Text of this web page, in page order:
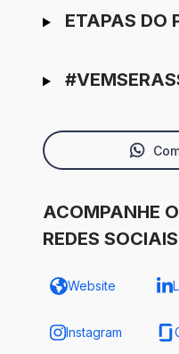
ETAPAS DO
ACOMPANHE
REDES
Website
Instagram